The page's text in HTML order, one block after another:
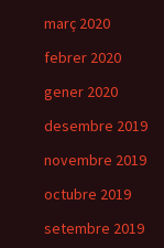
març 2020
febrer 2020
gener 2020
desembre 2019
novembre 2019
octubre 2019
setembre 2019